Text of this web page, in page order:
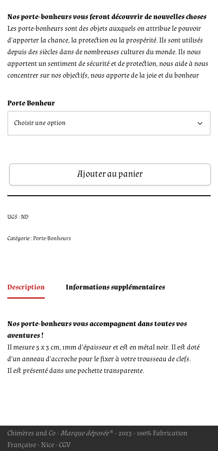
Nos porte-bonheurs vous feront découvrir de nouvelles choses
Les porte-bonheurs sont des objets auxquels on attribue le pouvoir
d’apporter la chance, la protection ou la prospérité. Ils sont utilisés
depuis des siècles dans de nombreuses cultures du monde. Ils nous
apportent un sentiment de sécurité et de protection, nous aide à nous
concentrer sur nos objectifs, nous apporte de la joie et du bonheur
Porte Bonheur
Ajouter au panier
UGS :ND
Catégorie :Porte-Bonheurs
Description Informations supplémentaires
Nos porte-bonheurs vous accompagnent dans toutes vos
aventures !
Il mesure 5 x 3 cm, 1mm d’épaisseur et est en métal noir. Il est doté
d’un anneau d’accroche pour le fixer à votre trousseau de clefs.
Il est présenté dans une pochette transparente.
Chimères and Co -Marque déposée® - 2023 - 100% Fabrication
Française - Nice -CGV